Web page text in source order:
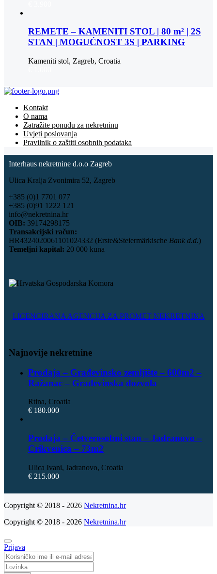
REMETE – KAMENITI STOL | 80 m² | 2S
STAN | MOGUĆNOST 3S | PARKING
Kameniti stol, Zagreb, Croatia
Kontakt
O nama
Zatražite ponudu za nekretninu
Uvjeti poslovanja
Pravilnik o zaštiti osobnih podataka
Interhaus nekretnine d.o.o Zagreb
Ulica Kralja Zvonimira 52, Zagreb
+385 (0)1 7701 077
+385 (0)91 1222 121
info@nekretnina.hr
OIB: 39174298175
Transakcijski račun:
HR4324020061101024332 (Erste&Steiermärkische Bank d.d.)
Temeljni kapital: 20 000 kuna
LICENCIRANA AGENCIJA ZA PROMET NEKRETNINA
Najnovije nekretnine
Prodaja – Građevinsko zemljište – 600m2 –
Ražanac – Građevinska dozvola
Rtina, Croatia
€ 180.000
Prodaja – Četverosobni stan – Jadranovo –
Crikvenica – 73m2
Ulica Ivani, Jadranovo, Croatia
€ 215.000
Copyright © 2018 - 2026 Nekretnina.hr
Copyright © 2018 - 2026 Nekretnina.hr
Prijava